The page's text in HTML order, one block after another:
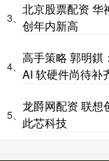
3、
北京股票配资 华
创年内新高
4、
高手策略 郭明錤
AI 软硬件尚待补
5、
龙爵网配资 联想
此芯科技